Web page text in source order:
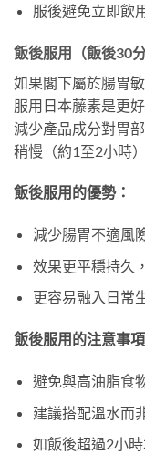
服後避免立即飲
飯後服用（飯後30
如果閣下屬於腸胃
服用日本藤素是更
減少產品成分對胃
稍慢（約1至2小時
飯後服用的優勢：
減少腸胃不適風
效果更平穩持久
更容易融入日常
飯後服用的注意事項
避免與高油脂食
建議搭配溫水而
如飯後超過2小